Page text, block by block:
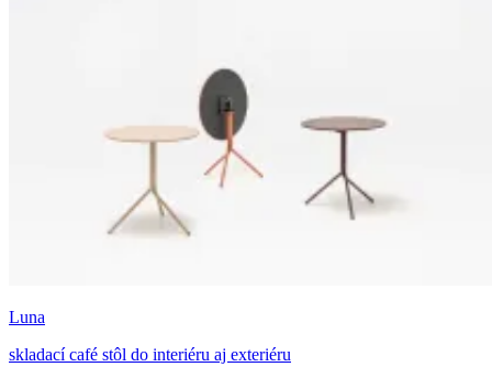
Luna
skladací café stôl do interiéru aj exteriéru